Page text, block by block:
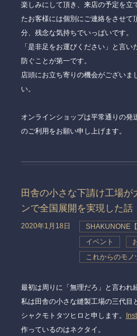
楽しみにして頂き、来店の予定を立
たお客様には個別にご連絡をさせて
分、残念な気持ちでいっぱいです。
「是非足をお運びください」と言
防ぐことが第一です。
店頭にお立ち寄りの機会がございま
い。
オンラインショップは平常通りの発
のご利用をお願い申し上げます。
田舎の小さな下請け工場が
ンで全国展開を実現した話
2020年1月18日
SHAKUNONE
イベント
これからのモノ
最初は周りに「無理だろ」と言われ
私は田舎の小さな縫製工場の三代目
シャクモトタツヒロと申します。
作っているのはネクタイ。